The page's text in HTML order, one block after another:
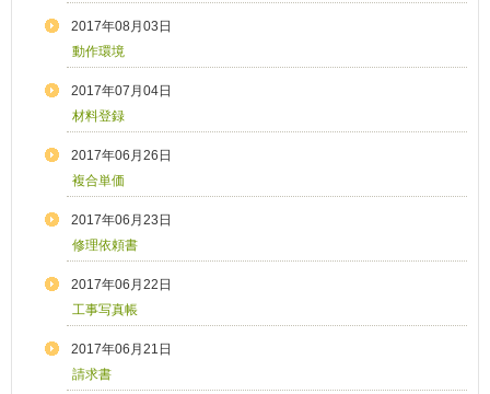
2017年08月03日
動作環境
2017年07月04日
材料登録
2017年06月26日
複合単価
2017年06月23日
修理依頼書
2017年06月22日
工事写真帳
2017年06月21日
請求書